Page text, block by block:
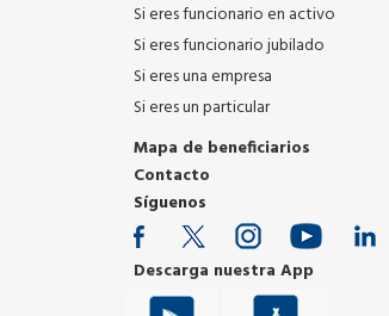
Si eres funcionario en activo
Si eres funcionario jubilado
Si eres una empresa
Si eres un particular
Mapa de beneficiarios
Contacto
Síguenos
Descarga nuestra App